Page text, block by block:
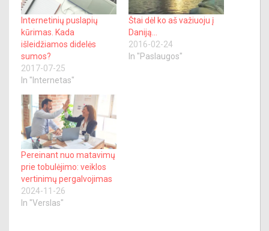
Internetinių puslapių
kūrimas. Kada
išleidžiamos didelės
sumos?
2017-07-25
In "Internetas"
Štai dėl ko aš važiuoju į
Daniją…
2016-02-24
In "Paslaugos"
Pereinant nuo matavimų
prie tobulėjimo: veiklos
vertinimų pergalvojimas
2024-11-26
In "Verslas"